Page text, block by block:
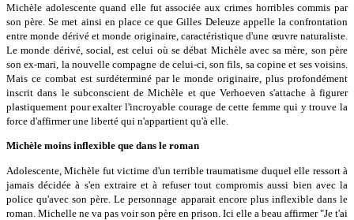
Michèle adolescente quand elle fut associée aux crimes horribles commis par
son père. Se met ainsi en place ce que Gilles Deleuze appelle la confrontation
entre monde dérivé et monde originaire, caractéristique d'une œuvre naturaliste.
Le monde dérivé, social, est celui où se débat Michèle avec sa mère, son père
son ex-mari, la nouvelle compagne de celui-ci, son fils, sa copine et ses voisins.
Mais ce combat est surdéterminé par le monde originaire, plus profondément
inscrit dans le subconscient de Michèle et que Verhoeven s'attache à figurer
plastiquement pour exalter l'incroyable courage de cette femme qui y trouve la
force d'affirmer une liberté qui n'appartient qu'à elle.
Michèle moins inflexible que dans le roman
Adolescente, Michèle fut victime d'un terrible traumatisme duquel elle ressort à
jamais décidée à s'en extraire et à refuser tout compromis aussi bien avec la
police qu'avec son père. Le personnage apparait encore plus inflexible dans le
roman. Michelle ne va pas voir son père en prison. Ici elle a beau affirmer "Je t'ai